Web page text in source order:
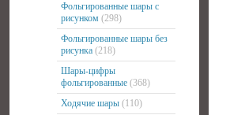
Фольгированные шары с
рисунком (298)
Фольгированные шары без
рисунка (218)
Шары-цифры
фольгированные (368)
Ходячие шары (110)